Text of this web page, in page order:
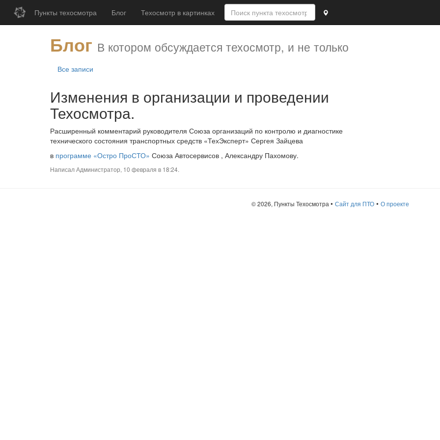
Пункты техосмотра Блог Техосмотр в картинках
Блог В котором обсуждается техосмотр, и не только
Все записи
изменения в организации и проведении
Техосмотра.
Расширенный комментарий руководителя Союза организаций по контролю и диагностике
технического состояния транспортных средств «ТехЭксперт» Сергея Зайцева
в программе «Остро ПроСТО» Союза Автосервисов , Александру Пахомову.
Написал Администратор, 10 февраля в 18:24.
© 2026, Пункты Техосмотра • Сайт для ПТО • О проекте